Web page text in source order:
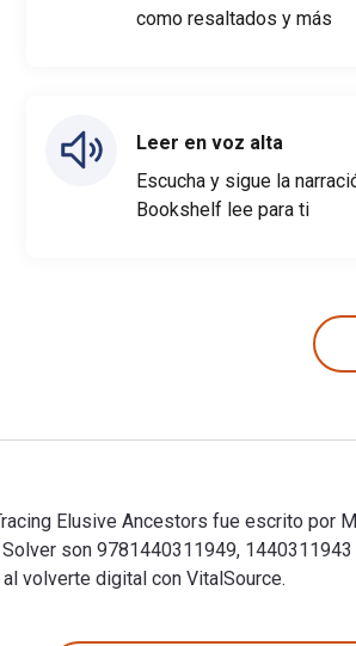
como resaltados y más
Leer en voz alta
Escucha y sigue la
Bookshelf lee para ti
Elusive Ancestors fue escrito
son 9781440311949,
volverte digital con VitalSource.